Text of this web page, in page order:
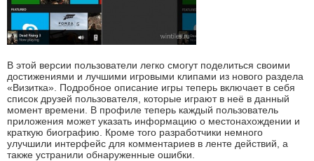
В этой версии пользователи легко смогут поделиться своими
достижениями и лучшими игровыми клипами из нового раздела
«Визитка». Подробное описание игры теперь включает в себя
список друзей пользователя, которые играют в неё в данный
момент времени. В профиле теперь каждый пользователь
приложения может указать информацию о местонахождении и
краткую биографию. Кроме того разработчики немного
улучшили интерфейс для комментариев в ленте действий, а
также устранили обнаруженные ошибки.